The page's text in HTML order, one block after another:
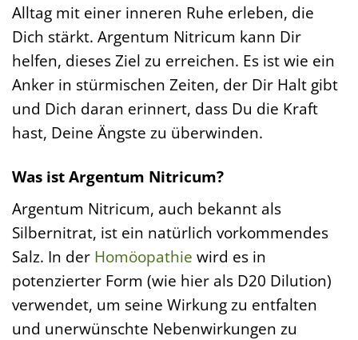
Alltag mit einer inneren Ruhe erleben, die
Dich stärkt. Argentum Nitricum kann Dir
helfen, dieses Ziel zu erreichen. Es ist wie ein
Anker in stürmischen Zeiten, der Dir Halt gibt
und Dich daran erinnert, dass Du die Kraft
hast, Deine Ängste zu überwinden.
Was ist Argentum Nitricum?
Argentum Nitricum, auch bekannt als
Silbernitrat, ist ein natürlich vorkommendes
Salz. In der Homöopathie wird es in
potenzierter Form (wie hier als D20 Dilution)
verwendet, um seine Wirkung zu entfalten
und unerwünschte Nebenwirkungen zu